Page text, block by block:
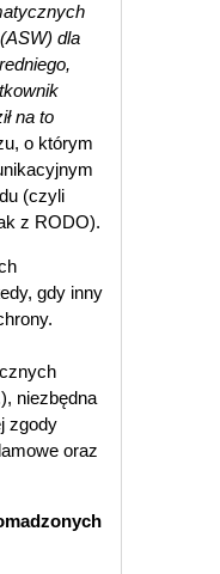
dla
na to
o którym
(czyli
z RODO).
gdy inny
niezbędna
zgody
oraz